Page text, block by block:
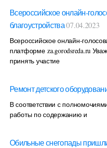
Всероссийское онлайн-
благоустройства07.04.2023
Всероссийское онлайн-
платформе za.gorodsreda.ru
принять участие
Ремонт детского
В соответствии с
работы по содержанию и
Обильные снегопады